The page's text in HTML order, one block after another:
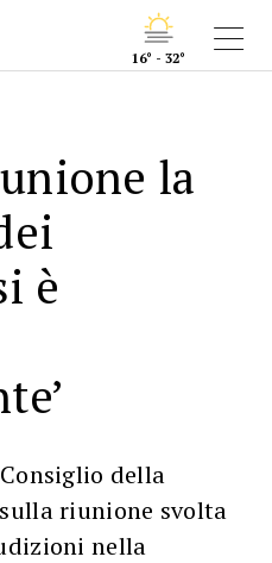
16° - 32°
la
è
della
riunione svolta
nella